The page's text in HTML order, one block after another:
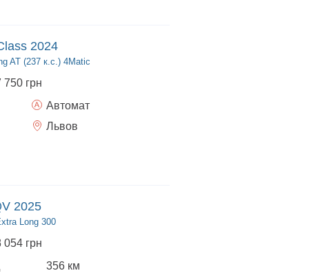
2024
AT (237 к.с.) 4Matic
750 грн
Автомат
Львов
2025
Long 300
054 грн
356 км